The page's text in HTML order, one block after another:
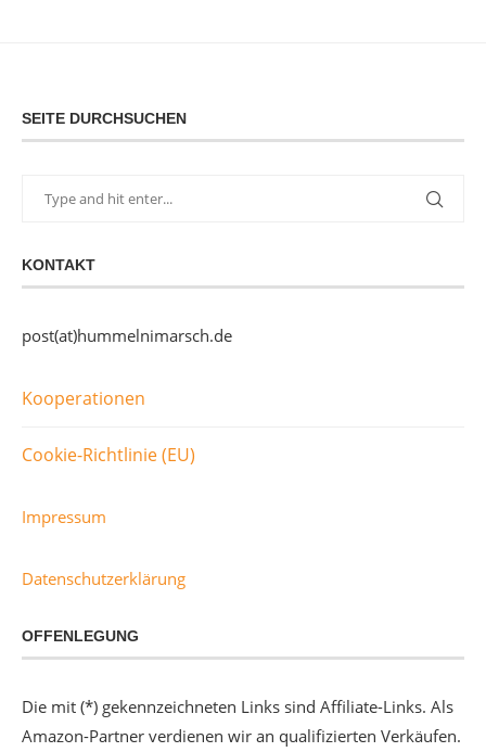
SEITE DURCHSUCHEN
KONTAKT
post(at)hummelnimarsch.de
Kooperationen
Cookie-Richtlinie (EU)
Impressum
Datenschutzerklärung
OFFENLEGUNG
Die mit (*) gekennzeichneten Links sind Affiliate-Links. Als
Amazon-Partner verdienen wir an qualifizierten Verkäufen.